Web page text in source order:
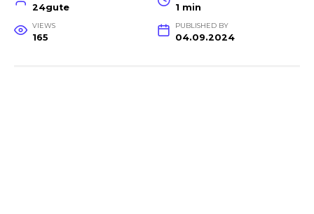
24gute 1 min
VIEWS
165
PUBLISHED BY
04.09.2024